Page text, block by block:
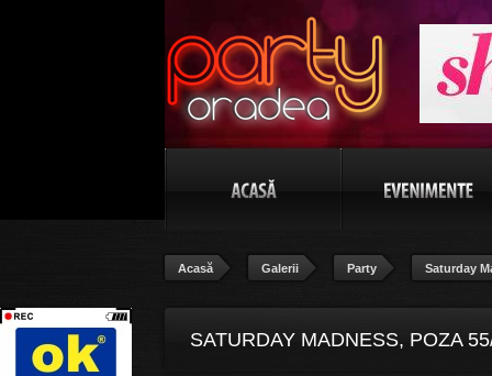
Acasă Galerii Party Saturday
SATURDAY MADNESS, POZA